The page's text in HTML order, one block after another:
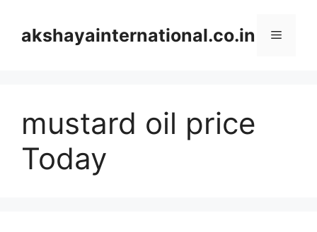
contentakshayainternational.co.in Menu
mustard oil price
Today